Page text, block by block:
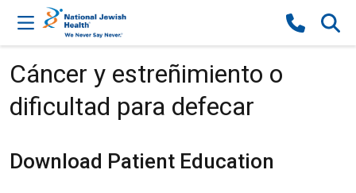
Skip to content
Cáncer y estreñimiento o
dificultad para defecar
Download Patient Education